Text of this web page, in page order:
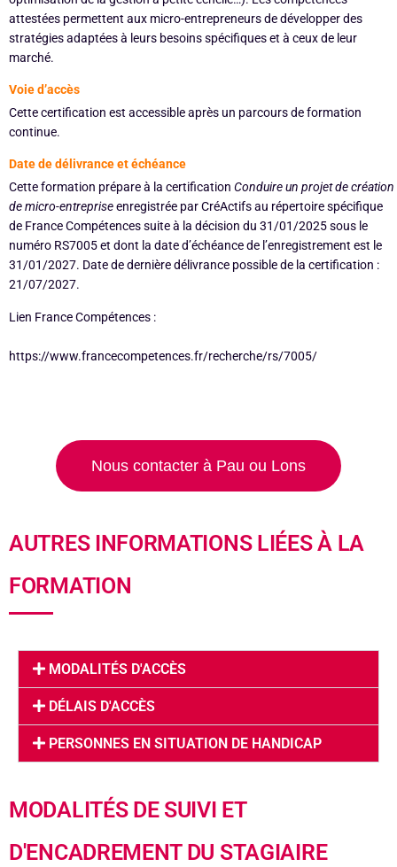
attestées permettent aux micro-entrepreneurs de développer des
stratégies adaptées à leurs besoins spécifiques et à ceux de leur
marché.
Voie d’accès
Cette certification est accessible après un parcours de formation
continue.
Date de délivrance et échéance
Cette formation prépare à la certification Conduire un projet de création
de micro-entrepriseenregistrée par CréActifs au répertoire spécifique
de France Compétences suite à la décision du 31/01/2025 sous le
numéro RS7005 et dont la date d’échéance de l’enregistrement est le
31/01/2027. Date de dernière délivrance possible de la certification :
21/07/2027.
Lien France Compétences :
https://www.francecompetences.fr/recherche/rs/7005/
Nous contacter à Pau ou Lons
AUTRES INFORMATIONS LIÉES À LA
FORMATION
MODALITÉS D'ACCÈS
DÉLAIS D'ACCÈS
PERSONNES EN SITUATION DE HANDICAP
MODALITÉS DE SUIVI ET
D'ENCADREMENT DU STAGIAIRE